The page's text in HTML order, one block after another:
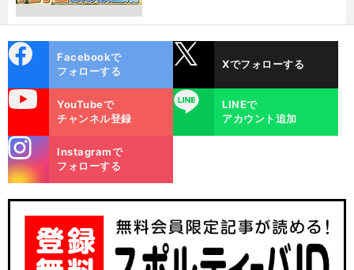
ok
Facebookで
フォローする
Xでフォローする
YouTubeで
チャンネル登録
LINE
LINEで
アカウント追加
m
Instagramで
フォローする